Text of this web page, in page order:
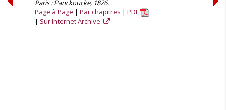
Paris : Panckoucke, 1826.
Page à Page
Par chapitres
PDF
Sur Internet Archive